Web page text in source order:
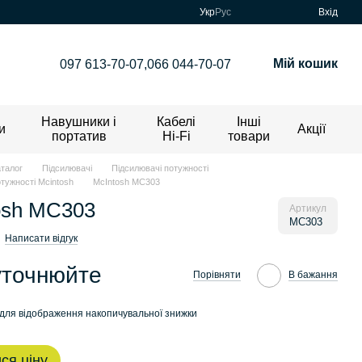
УкрРус Вхід
097 613-70-07,066 044-70-07 Мій кошик
Навушники і
портатив
Кабелі
Hi-Fi
Інші
товари
Акції
Підсилювачі
Підсилювачі потужності
Mcintosh
McIntosh MC303
MC303 Артикул
MC303
Написати відгук
Порівняти В бажання
відображення накопичувальної знижки